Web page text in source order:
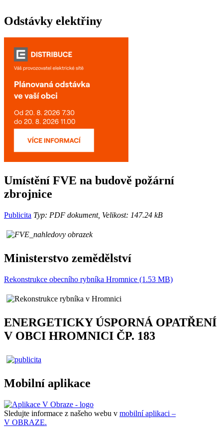
Odstávky elektřiny
Umístění FVE na budově požární
zbrojnice
Publicita Typ: PDF dokument, Velikost: 147.24 kB
Ministerstvo zemědělství
Rekonstrukce obecního rybníka Hromnice (1.53 MB)
ENERGETICKY ÚSPORNÁ OPATŘENÍ
V OBCI HROMNICI ČP. 183
Mobilní aplikace
Sledujte informace z našeho webu v mobilní aplikaci –
V OBRAZE.